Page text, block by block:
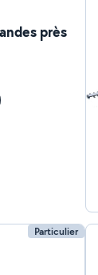
près
Particulier